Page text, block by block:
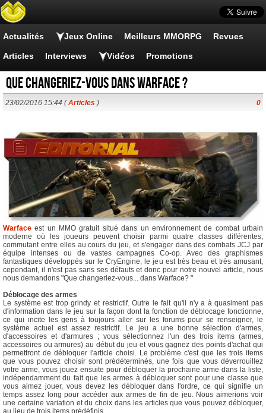
Actualités Jeux Online Meilleurs MMORPG Revues
Articles Interviews Vidéos Promotions
Que changeriez-vous dans Warface ?
23/02/2016 15:44 (Articles ) 0
Warface est un MMO gratuit situé dans un environnement de combat urbain
moderne où les joueurs peuvent choisir parmi quatre classes différentes,
commutant entre elles au cours du jeu, et s'engager dans des combats JCJ par
équipe intenses ou de vastes campagnes Co-op. Avec des graphismes
fantastiques développés sur le CryEngine, le jeu est très beau et très amusant,
cependant, il n'est pas sans ses défauts et donc pour notre nouvel article, nous
nous demandons "Que changeriez-vous... dans Warface? "
Déblocage des armes
Le système est trop grindy et restrictif. Outre le fait qu'il n'y a à quasiment pas
d'information dans le jeu sur la façon dont la fonction de déblocage fonctionne,
ce qui incite les gens à toujours aller sur les forums pour se renseigner, le
système actuel est assez restrictif. Le jeu a une bonne sélection d'armes,
d'accessoires et d'armures ; vous sélectionnez l'un des trois items (armes,
accessoires ou armures) au début du jeu et vous gagnez des points d'achat qui
permettront de débloquer l'article choisi. Le problème c'est que les trois items
que vous pouvez choisir sont prédéterminés, une fois que vous déverrouillez
votre arme, vous jouez ensuite pour débloquer la prochaine arme dans la liste,
indépendamment du fait que les armes à débloquer sont pour une classe que
vous aimez jouer, vous devez les débloquer dans l'ordre, ce qui signifie un
temps assez long pour accéder aux armes de fin de jeu. Nous aimerions voir
une certaine variation et du choix dans les articles que vous pouvez débloquer,